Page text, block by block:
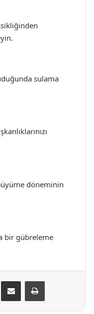
sulama
döneminin
bir gübreleme
E-Posta ile paylaş Yazdır